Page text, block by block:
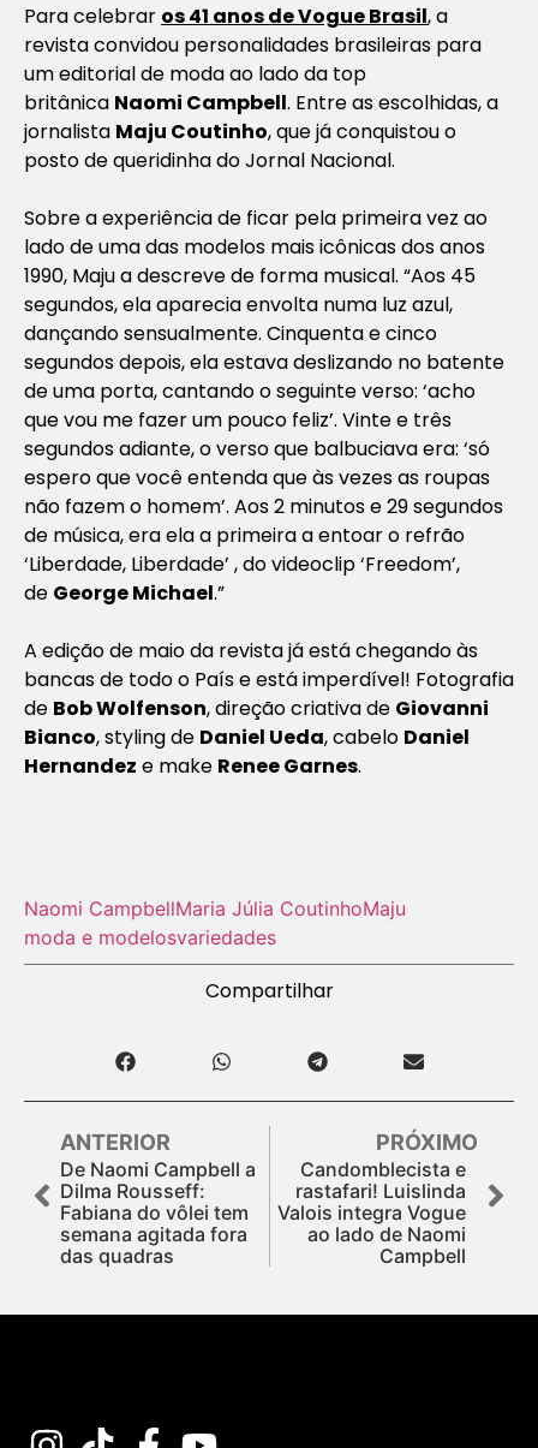
Para celebrar os 41 anos deVogueBrasil, a
revista convidou personalidades brasileiras para
um editorial de moda ao lado da top
britânica Naomi Campbell. Entre as escolhidas, a
jornalista Maju Coutinho, que já conquistou o
posto de queridinha do Jornal Nacional.
Sobre a experiência de ficar pela primeira vez ao
lado de uma das modelos mais icônicas dos anos
1990, Maju a descreve de forma musical. “Aos 45
segundos, ela aparecia envolta numa luz azul,
dançando sensualmente. Cinquenta e cinco
segundos depois, ela estava deslizando no batente
de uma porta, cantando o seguinte verso: ‘acho
que vou me fazer um pouco feliz’. Vinte e três
segundos adiante, o verso que balbuciava era: ‘só
espero que você entenda que às vezes as roupas
não fazem o homem’. Aos 2 minutos e 29 segundos
de música, era ela a primeira a entoar o refrão
‘Liberdade, Liberdade’ , do videoclip ‘Freedom’,
de George Michael.”
A edição de maio da revista já está chegando às
bancas de todo o País e está imperdível! Fotografia
de Bob Wolfenson, direção criativa de Giovanni
Bianco, styling de Daniel Ueda, cabelo Daniel
Hernandez e make Renee Garnes.
Naomi CampbellMaria Júlia CoutinhoMaju
moda e modelosvariedades
Compartilhar
ANTERIOR
De Naomi Campbell a
Dilma Rousseff:
Fabiana do vôlei tem
semana agitada fora
das quadras
PRÓXIMO
Candomblecista e
rastafari! Luislinda
Valois integra Vogue
ao lado de Naomi
Campbell